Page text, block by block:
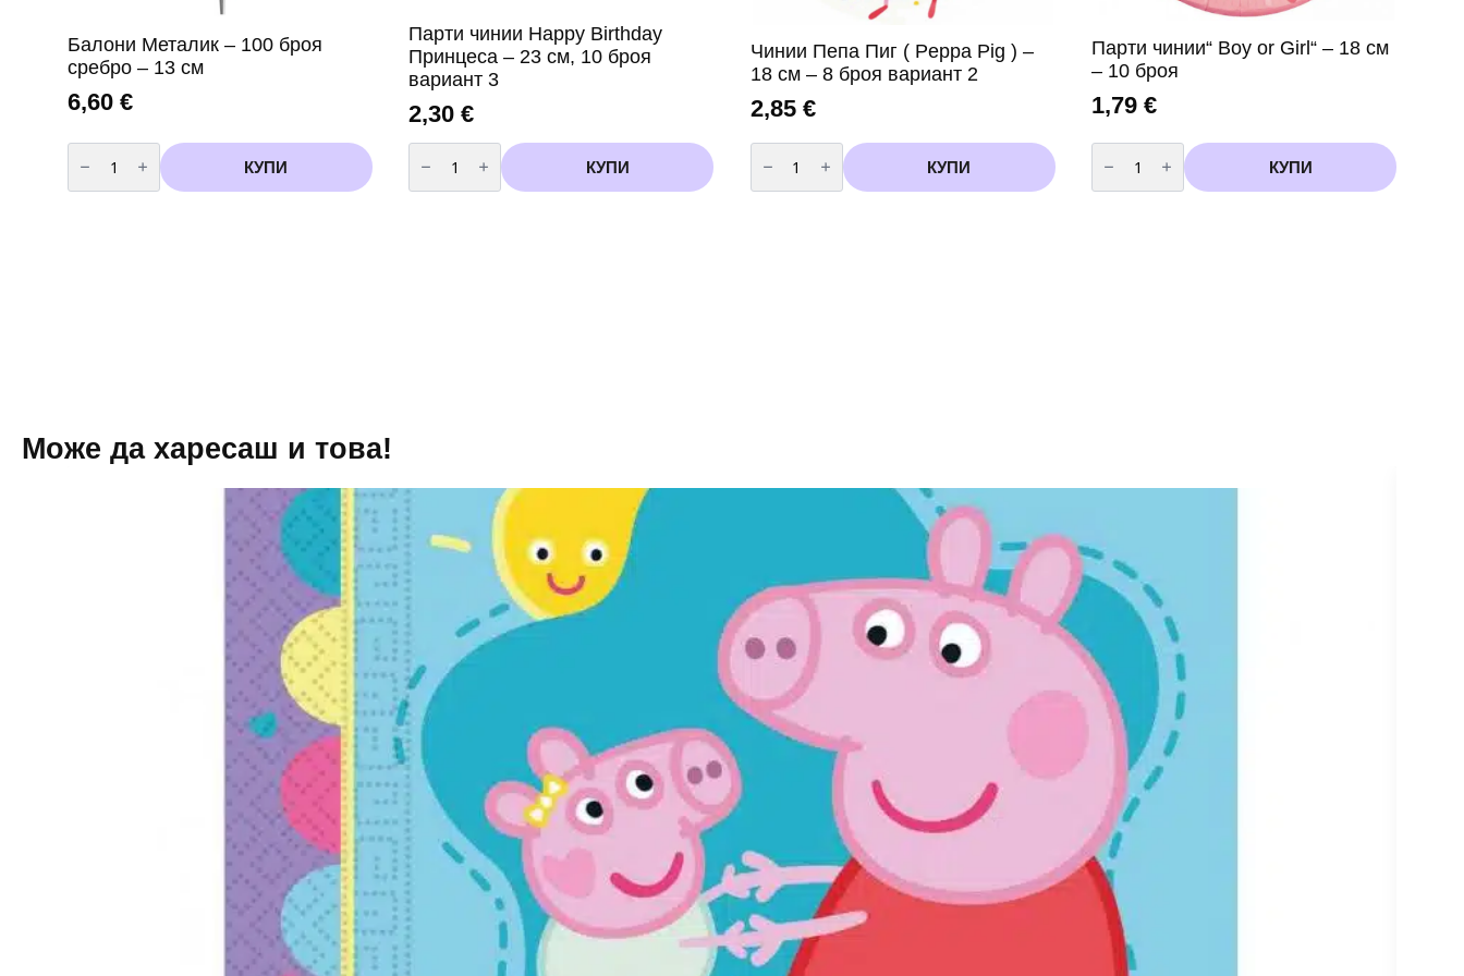
Балони Металик – 100 броя
сребро – 13 см
6,60 €
количество
за
Балони
Металик
КУПИ
Парти чинии Happy Birthday
Принцеса – 23 см, 10 броя
вариант 3
2,30€
количество
за
Парти
чинии
КУПИ
Чинии Пепа Пиг ( Peppa Pig ) –
18 см – 8 броя вариант 2
2,85 €
количество
за
Чинии
Пепа
КУПИ
Парти чинии“ Boy or Girl“ – 18 см
– 10 броя
1,79€
количество
за
Парти
чинии"
КУПИ
Може да харесаш и това!